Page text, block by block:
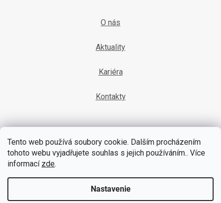
Tento web používá soubory cookie. Dalším procházením
tohoto webu vyjadřujete souhlas s jejich používáním.. Více
informací zde.
Nastavenie
O nás
Aktuality
Kariéra
Kontakty
YouTube